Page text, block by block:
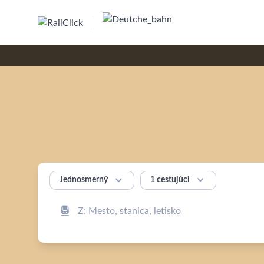
Jednosmerný  1 cestujúci 
